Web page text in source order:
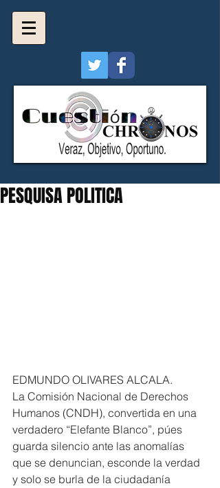
PESQUISA POLITICA
EDMUNDO OLIVARES ALCALA.
La Comisión Nacional de Derechos
Humanos (CNDH), convertida en una
verdadero “Elefante Blanco”, púes
guarda silencio ante las anomalías
que se denuncian, esconde la verdad
y solo se burla de la ciudadanía